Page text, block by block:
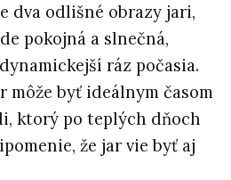
dva odlišné obrazy jari,
pokojná a slnečná,
ráz počasia.
môže byť ideálnym časom
ktorý po teplých dňoch
že jar vie byť aj